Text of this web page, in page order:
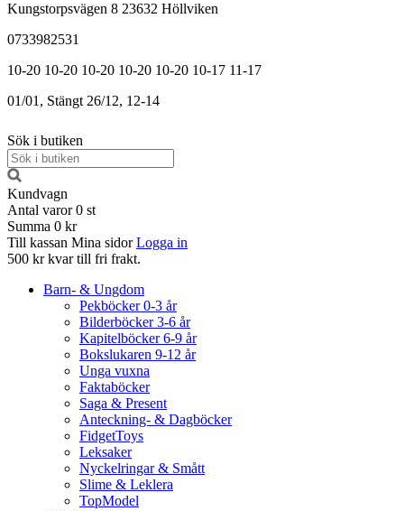
Kungstorpsvägen 8 23632 Höllviken
0733982531
10-20 10-20 10-20 10-20 10-20 10-17 11-17
01/01, Stängt 26/12, 12-14
Sök i butiken
Kundvagn
Antal varor 0 st
Summa 0 kr
Till kassan Mina sidor Logga in
500 kr kvar till fri frakt.
Barn- & Ungdom
Pekböcker 0-3 år
Bilderböcker 3-6 år
Kapitelböcker 6-9 år
Bokslukaren 9-12 år
Unga vuxna
Faktaböcker
Saga & Present
Anteckning- & Dagböcker
FidgetToys
Leksaker
Nyckelringar & Smått
Slime & Leklera
TopModel